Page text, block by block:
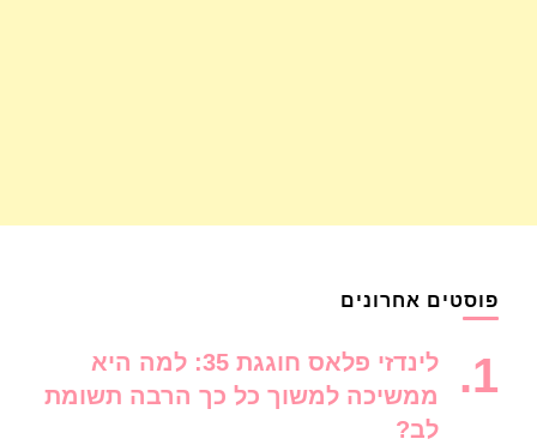
פוסטים אחרונים
לינדזי פלאס חוגגת 35: למה היא
ממשיכה למשוך כל כך הרבה תשומת
לב?